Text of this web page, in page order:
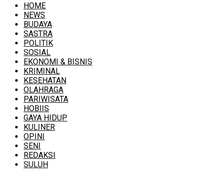
HOME
NEWS
BUDAYA
SASTRA
POLITIK
SOSIAL
EKONOMI & BISNIS
KRIMINAL
KESEHATAN
OLAHRAGA
PARIWISATA
HOBIIS
GAYA HIDUP
KULINER
OPINI
SENI
REDAKSI
SULUH